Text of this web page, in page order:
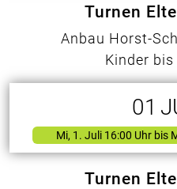
Turnen
Anbau Horst-
Kinder
01
Mi, 1. Juli 16:00 Uhr bis
Turnen